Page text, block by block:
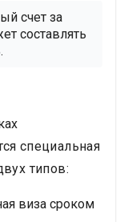
счет за
составлять
специальная
типов:
виза сроком